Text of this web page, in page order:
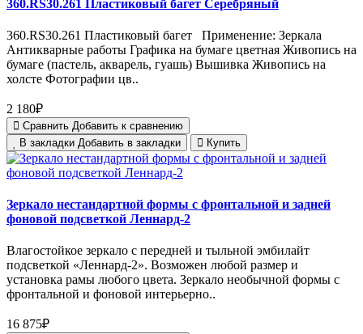
360.RS30.261 Пластиковый багет Серебряный
360.RS30.261 Пластиковый багет Применение: Зеркала
Антикварные работы Графика на бумаге цветная Живопись на
бумаге (пастель, акварель, гуашь) Вышивка Живопись на
холсте Фотографии цв..
2 180₽
Сравнить Добавить к сравнению
В закладки Добавить в закладки Купить
Зеркало нестандартной формы с фронтальной и задней
фоновой подсветкой Леннард-2
Влагостойкое зеркало с передней и тыльной эмбилайт
подсветкой «Леннард-2». Возможен любой размер и
установка рамы любого цвета. Зеркало необычной формы с
фронтальной и фоновой интерьерно..
16 875₽